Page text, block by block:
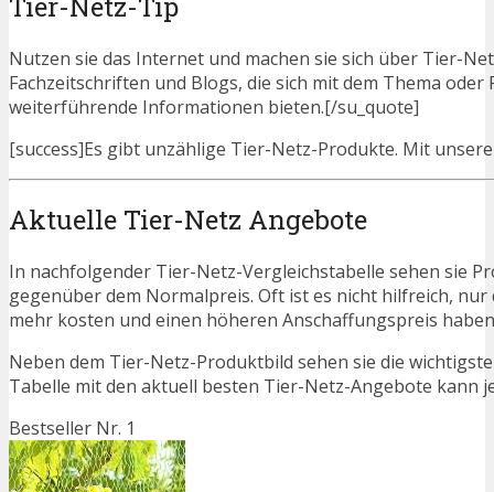
Nutzen sie das Internet und machen sie sich über Tier-
Fachzeitschriften und Blogs, die sich mit dem Thema
weiterführende Informationen bieten.[/su_quote]
[success]Es gibt unzählige Tier-Netz-Produkte. Mit
Aktuelle Tier-Netz Angebote
In nachfolgender Tier-Netz-Vergleichstabelle sehen sie
gegenüber dem Normalpreis. Oft ist es nicht hilfreich,
mehr kosten und einen höheren Anschaffungspreis
Neben dem Tier-Netz-Produktbild sehen sie die
Tabelle mit den aktuell besten Tier-Netz-Angebote kann
Bestseller Nr. 1